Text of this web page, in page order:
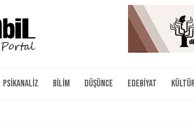
Psikanaliz Bilim Düşünce Edebiyat